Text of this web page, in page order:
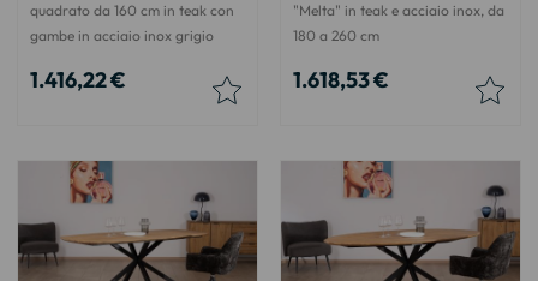
quadrato da 160 cm in teak con
gambe in acciaio inox grigio
1.416,22 €
"Melta" in teak e acciaio inox, da
180 a 260 cm
1.618,53 €